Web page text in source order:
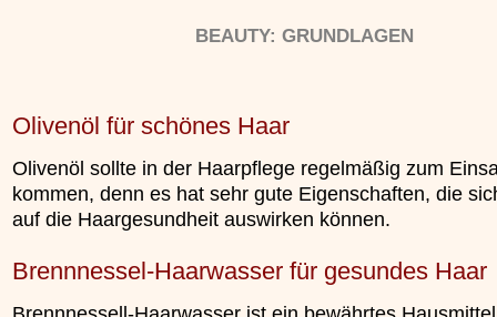
BEAUTY: GRUNDLAGEN
Olivenöl für schönes Haar
Olivenöl sollte in der Haarpflege regelmäßig zum
kommen, denn es hat sehr gute Eigenschaften, die
auf die Haargesundheit auswirken können.
Brennnessel-Haarwasser für gesundes Haar
»»»